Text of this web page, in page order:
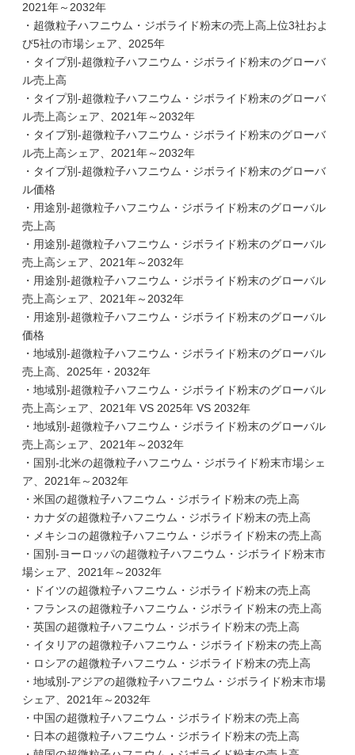
2021年～2032年
・超微粒子ハフニウム・ジボライド粉末の売上高上位3社およ
び5社の市場シェア、2025年
・タイプ別-超微粒子ハフニウム・ジボライド粉末のグローバ
ル売上高
・タイプ別-超微粒子ハフニウム・ジボライド粉末のグローバ
ル売上高シェア、2021年～2032年
・タイプ別-超微粒子ハフニウム・ジボライド粉末のグローバ
ル売上高シェア、2021年～2032年
・タイプ別-超微粒子ハフニウム・ジボライド粉末のグローバ
ル価格
・用途別-超微粒子ハフニウム・ジボライド粉末のグローバル
売上高
・用途別-超微粒子ハフニウム・ジボライド粉末のグローバル
売上高シェア、2021年～2032年
・用途別-超微粒子ハフニウム・ジボライド粉末のグローバル
売上高シェア、2021年～2032年
・用途別-超微粒子ハフニウム・ジボライド粉末のグローバル
価格
・地域別-超微粒子ハフニウム・ジボライド粉末のグローバル
売上高、2025年・2032年
・地域別-超微粒子ハフニウム・ジボライド粉末のグローバル
売上高シェア、2021年 VS 2025年 VS 2032年
・地域別-超微粒子ハフニウム・ジボライド粉末のグローバル
売上高シェア、2021年～2032年
・国別-北米の超微粒子ハフニウム・ジボライド粉末市場シェ
ア、2021年～2032年
・米国の超微粒子ハフニウム・ジボライド粉末の売上高
・カナダの超微粒子ハフニウム・ジボライド粉末の売上高
・メキシコの超微粒子ハフニウム・ジボライド粉末の売上高
・国別-ヨーロッパの超微粒子ハフニウム・ジボライド粉末市
場シェア、2021年～2032年
・ドイツの超微粒子ハフニウム・ジボライド粉末の売上高
・フランスの超微粒子ハフニウム・ジボライド粉末の売上高
・英国の超微粒子ハフニウム・ジボライド粉末の売上高
・イタリアの超微粒子ハフニウム・ジボライド粉末の売上高
・ロシアの超微粒子ハフニウム・ジボライド粉末の売上高
・地域別-アジアの超微粒子ハフニウム・ジボライド粉末市場
シェア、2021年～2032年
・中国の超微粒子ハフニウム・ジボライド粉末の売上高
・日本の超微粒子ハフニウム・ジボライド粉末の売上高